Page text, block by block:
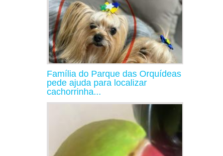
Família do Parque das Orquídeas
pede ajuda para localizar
cachorrinha...